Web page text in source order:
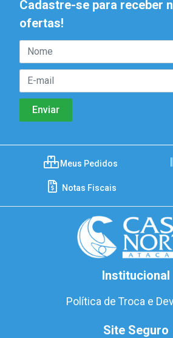
Cadastre-se para receber
ofertas!
Meus Pedidos
Notas Fiscais
Institucional
Política de Troca e
Site Seguro